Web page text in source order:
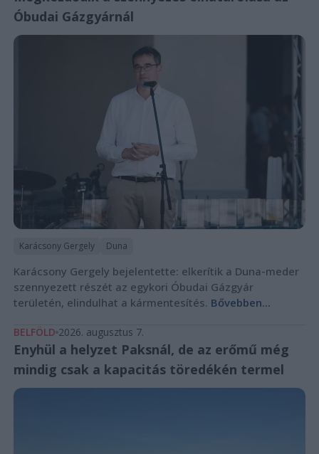
Óbudai Gázgyárnál
Karácsony Gergely Duna
Karácsony Gergely bejelentette: elkerítik a Duna-meder
szennyezett részét az egykori Óbudai Gázgyár
területén, elindulhat a kármentesítés. Bővebben...
BELFÖLD 2026. augusztus 7.
Enyhül a helyzet Paksnál, de az erőmű még
mindig csak a kapacitás töredékén termel